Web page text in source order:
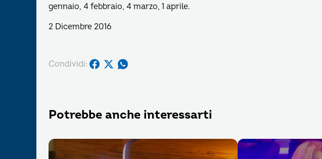
gennaio, 4 febbraio, 4 marzo, 1 aprile.
2 Dicembre 2016
Condividi:
Potrebbe anche interessarti